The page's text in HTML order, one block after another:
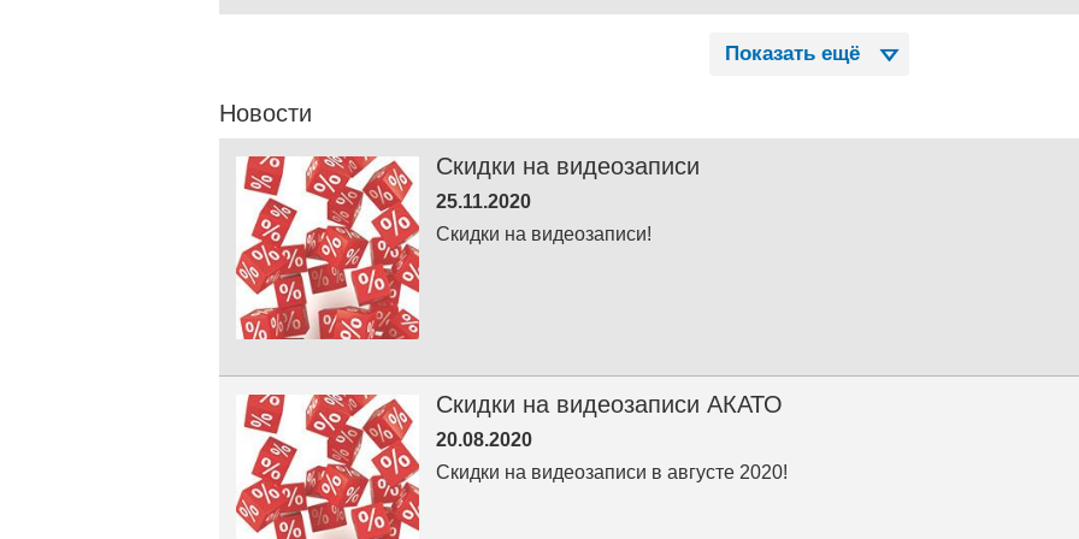
Показать ещё
Новости
Скидки на видеозаписи
25.11.2020
Скидки на видеозаписи!
Скидки на видеозаписи АКАТО
20.08.2020
Скидки на видеозаписи в августе 2020!